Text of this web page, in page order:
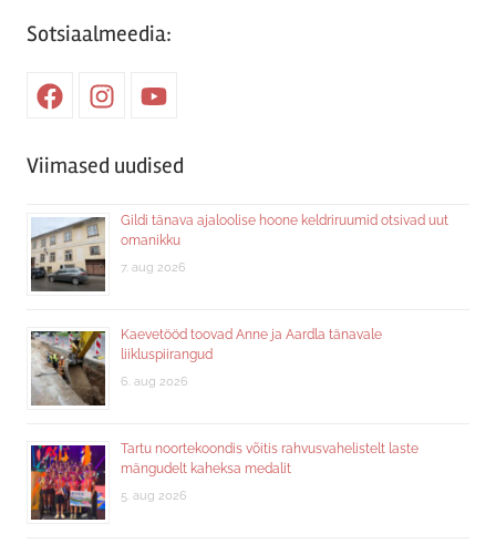
Sotsiaalmeedia:
FacebookInstagramYoutube
Viimased uudised
Gildi tänava ajaloolise hoone keldriruumid otsivad uut
omanikku
7. aug 2026
Kaevetööd toovad Anne ja Aardla tänavale
liikluspiirangud
6. aug 2026
Tartu noortekoondis võitis rahvusvahelistelt laste
mängudelt kaheksa medalit
5. aug 2026